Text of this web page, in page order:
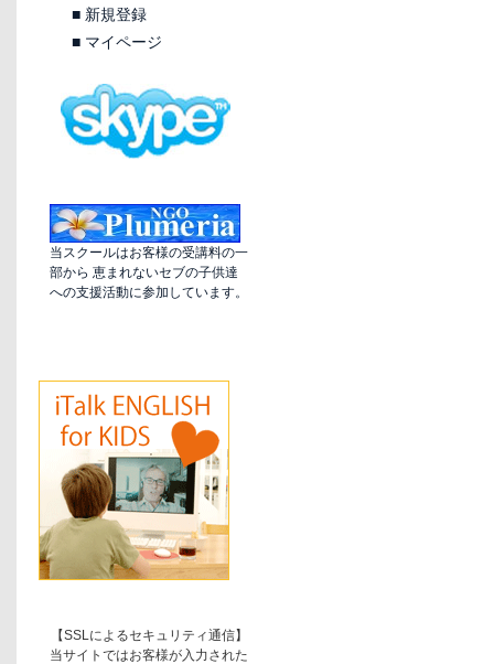
■ 新規登録
■ マイページ
当スクールはお客様の受講料の一
部から 恵まれないセブの子供達
への支援活動に参加しています。
【SSLによるセキュリティ通信】
当サイトではお客様が入力された